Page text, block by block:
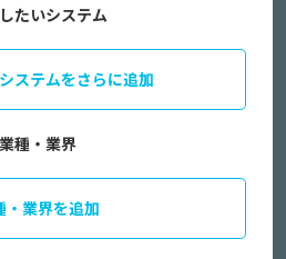
たいシステム
ステムをさらに追加
業種・業界
・業界を追加